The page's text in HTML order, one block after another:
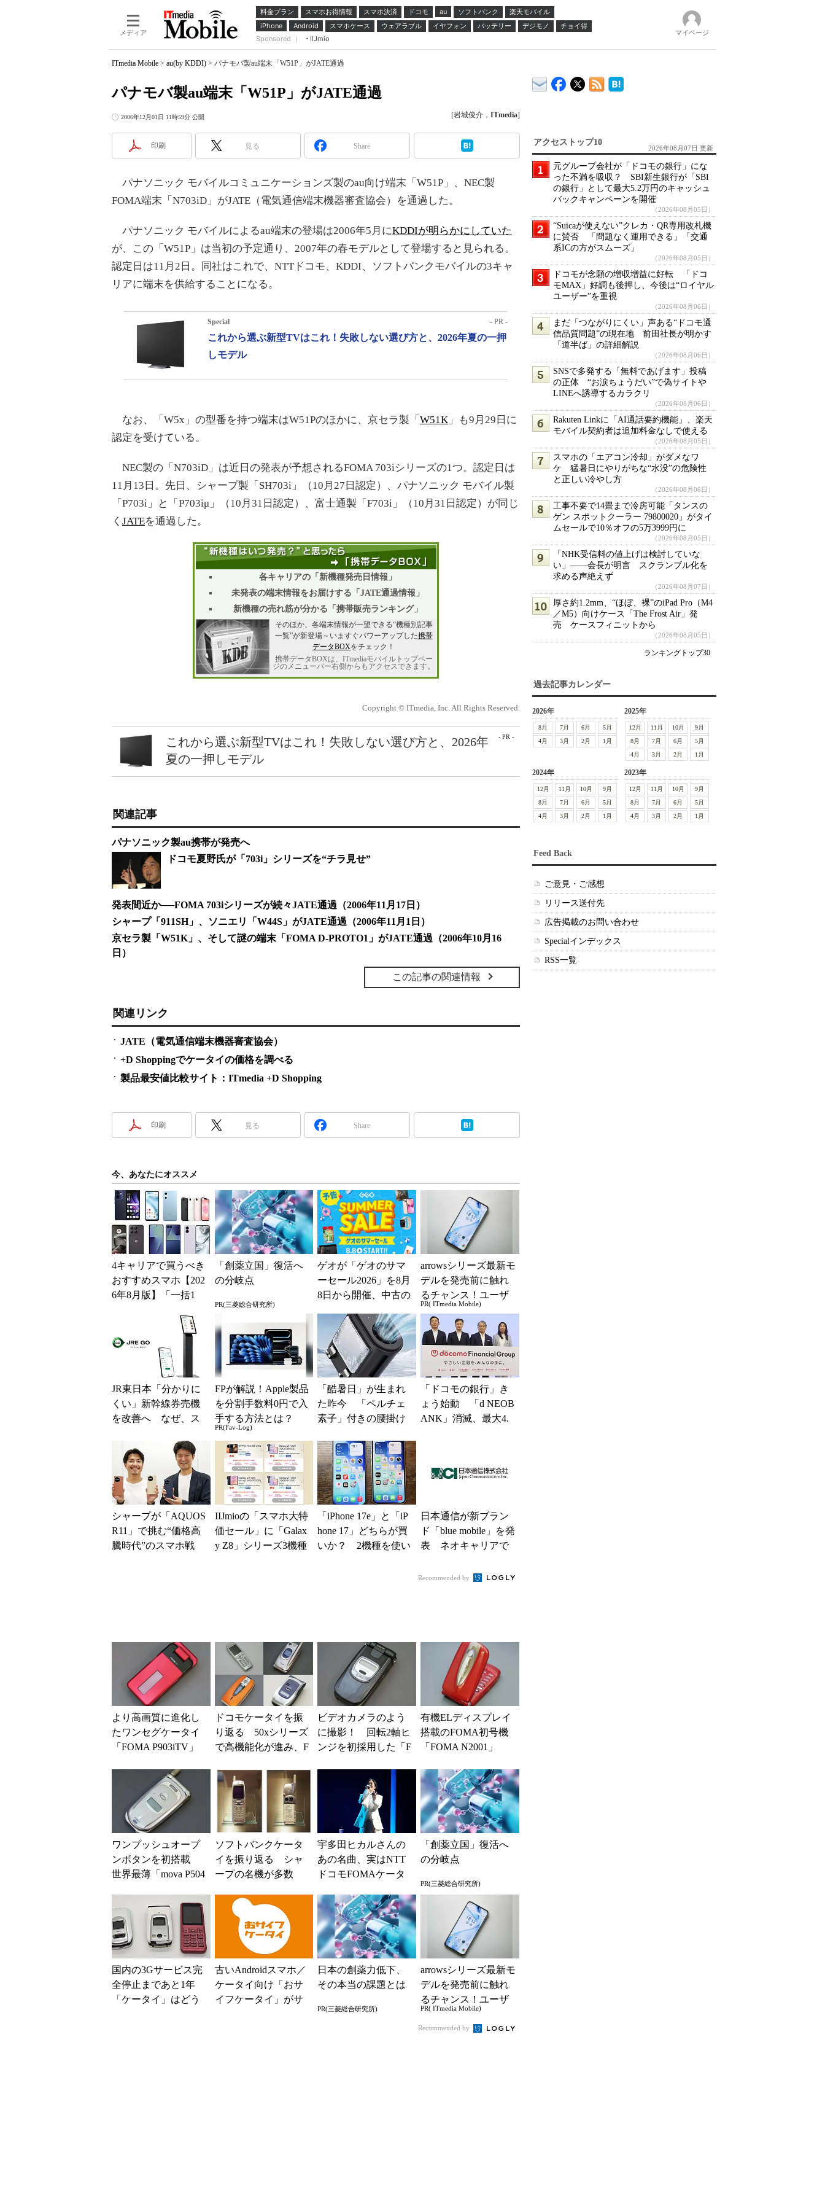
メディア
料金プラン スマホお得情報 スマホ決済 ドコモ au ソフトバンク
楽天モバイル
iPhone
Android スマホケース ウェアラブル イヤフォン バッテリー デジモノ
チョイ得
Sponsored ｜
IIJmio
マイページ
ITmedia Mobile > au(by KDDI) > パナモバ製au端末「W51P」がJATE通過
パナモバ製au端末「W51P」がJATE通過
2006年12月01日 11時59分 公開 [岩城俊介， ITmedia]
印刷 見る Share
パナソニック モバイルコミュニケーションズ製のau向け端末「W51P」、NEC製
FOMA端末「N703iD」がJATE（電気通信端末機器審査協会）を通過した。
パナソニック モバイルによるau端末の登場は2006年5月にKDDIが明らかにしていた
が、この「W51P」は当初の予定通り、2007年の春モデルとして登場すると見られる。
認定日は11月2日。同社はこれで、NTTドコモ、KDDI、ソフトバンクモバイルの3キャ
リアに端末を供給することになる。
Special - PR -
これから選ぶ新型TVはこれ！失敗しない選び方と、2026年夏の一押
しモデル
なお、「W5x」の型番を持つ端末はW51Pのほかに、京セラ製「 W51K 」も9月29日に
認定を受けている。
NEC製の「N703iD」は近日の発表が予想されるFOMA 703iシリーズの1つ。認定日は
11月13日。先日、シャープ製「SH703i」（10月27日認定）、パナソニック モバイル製
「P703i」と「P703iμ」（10月31日認定）、富士通製「F703i」（10月31日認定）が同じ
く JATEを通過した。
各キャリアの「新機種発売日情報」
未発表の端末情報をお届けする「JATE通過情報」
新機種の売れ筋が分かる「携帯販売ランキング」
そのほか、各端末情報が一望できる“機種別記事
一覧”が新登場～いますぐパワーアップした携帯
データBOXをチェック！
携帯データBOXは、ITmediaモバイルトップペー
ジのメニューバー右側からもアクセスできます。
Copyright © ITmedia, Inc. All Rights Reserved.
- PR -
これから選ぶ新型TVはこれ！失敗しない選び方と、2026年
夏の一押しモデル
関連記事
パナソニック製au携帯が発売へ
ドコモ夏野氏が「703i」シリーズを“チラ見せ”
発表間近か──FOMA 703iシリーズが続々JATE通過（2006年11月17日）
シャープ「911SH」、ソニエリ「W44S」がJATE通過（2006年11月1日）
京セラ製「W51K」、そして謎の端末「FOMA D-PROTO1」がJATE通過（2006年10月16
日）
この記事の関連情報
関連リンク
JATE（電気通信端末機器審査協会）
+D Shoppingでケータイの価格を調べる
製品最安値比較サイト：ITmedia +D Shopping
印刷 見る Share
今、あなたにオススメ
4キャリアで買うべき
おすすめスマホ【202
6年8月版】「一括1
「創薬立国」復活へ
の分岐点
PR(三菱総合研究所)
ゲオが「ゲオのサマ
ーセール2026」を8月
8日から開催、中古の
arrowsシリーズ最新モ
デルを発売前に触れ
るチャンス！ユーザ
ー座談会開催
PR( ITmedia Mobile)
JR東日本「分かりに
くい」新幹線券売機
を改善へ なぜ、ス
の最短1分購入」を実
現？
FPが解説！Apple製品
を分割手数料0円で入
手する方法とは？
PR(Fav-Log)
「酷暑日」が生まれ
た昨今 「ペルチェ
素子」付きの腰掛け
る？
「ドコモの銀行」き
ょう始動 「d NEOB
ANK」消滅、最大4.
シャープが「AQUOS
R11」で挑む“価格高
騰時代”のスマホ戦
IIJmioの「スマホ大特
価セール」に「Galax
y Z8」シリーズ3機種
「iPhone 17e」と「iP
hone 17」どちらが買
いか？ 2機種を使い
日本通信が新ブラン
ド「blue mobile」を発
表 ネオキャリアで
Recommended by
より高画質に進化し
たワンセグケータイ
「FOMA P903iTV」
ドコモケータイを振
り返る 50xシリーズ
で高機能化が進み、F
押し
ビデオカメラのよう
に撮影！ 回転2軸ヒ
ンジを初採用した「F
かしのケータイ）
有機ELディスプレイ
搭載のFOMA初号機
「FOMA N2001」
イ）
ワンプッシュオープ
ンボタンを初搭載
世界最薄「mova P504
ソフトバンクケータ
イを振り返る シャ
ープの名機が多数
運命が変わる
宇多田ヒカルさんの
あの名曲、実はNTT
ドコモFOMAケータ
「創薬立国」復活へ
の分岐点
PR(三菱総合研究所)
国内の3Gサービス完
全停止まであと1年
「ケータイ」はどう
古いAndroidスマホ／
ケータイ向け「おサ
イフケータイ」がサ
日本の創薬力低下、
その本当の課題とは
PR(三菱総合研究所)
arrowsシリーズ最新モ
デルを発売前に触れ
るチャンス！ユーザ
ー座談会開催
PR( ITmedia Mobile)
Recommended by
アクセストップ10
2026年08月07日 更新
元グループ会社が「ドコモの銀行」にな
った不満を吸収？ SBI新生銀行が「SBI
の銀行」として最大5.2万円のキャッシュ
バックキャンペーンを開催
（2026年08月05日）
“Suicaが使えない”クレカ・QR専用改札機
に賛否 「問題なく運用できる」「交通
系ICの方がスムーズ」
（2026年08月05日）
ドコモが念願の増収増益に好転 「ドコ
モMAX」好調も後押し、今後は“ロイヤル
ユーザー”を重視
（2026年08月06日）
まだ「つながりにくい」声ある“ドコモ通
信品質問題”の現在地 前田社長が明かす
「道半ば」の詳細解説
（2026年08月06日）
SNSで多発する「無料であげます」投稿
の正体 “お涙ちょうだい”で偽サイトや
LINEへ誘導するカラクリ
（2026年08月06日）
Rakuten Linkに「AI通話要約機能」、楽天
モバイル契約者は追加料金なしで使える
（2026年08月05日）
スマホの「エアコン冷却」がダメなワ
ケ 猛暑日にやりがちな“水没”の危険性
と正しい冷やし方
（2026年08月06日）
工事不要で14畳まで冷房可能「タンスの
ゲン スポットクーラー 79800020」がタイ
ムセールで10％オフの5万3999円に
（2026年08月05日）
「NHK受信料の値上げは検討していな
い」――会長が明言 スクランブル化を
求める声絶えず
（2026年08月07日）
厚さ約1.2mm、“ほぼ、裸”のiPad Pro（M4
／M5）向けケース「The Frost Air」発
売 ケースフィニットから
（2026年08月05日）
ランキングトップ30
過去記事カレンダー
2026年
8月 7月 6月
5月
4月
3月 2月 1月
2025年
12月 11月 10月
9月
8月
7月 6月
5月
4月
3月 2月 1月
2024年
12月 11月 10月
9月
8月
7月 6月
5月
4月
3月 2月 1月
2023年
12月 11月 10月
9月
8月
7月 6月
5月
4月
3月 2月 1月
Feed Back
ご意見・ご感想
リリース送付先
広告掲載のお問い合わせ
Specialインデックス
RSS一覧